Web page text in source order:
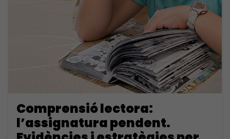
Comprensió lectora:
l’assignatura pendent.